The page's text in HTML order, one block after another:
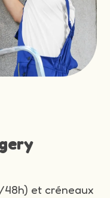
et créneaux